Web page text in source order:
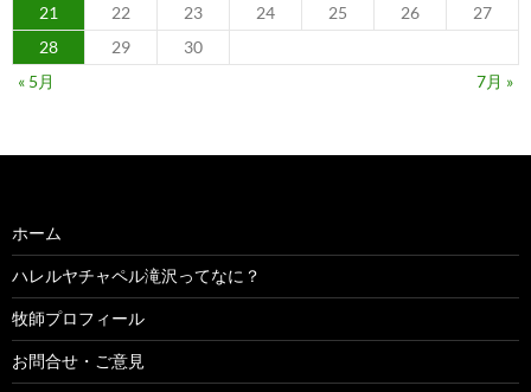
21
22 23 24 25 26
27
28
29
30
« 5月
7月 »
ホーム
ハレルヤチャペル滝沢ってなに？
牧師プロフィール
お問合せ・ご意見